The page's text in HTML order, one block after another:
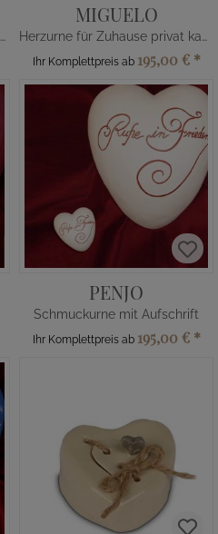
Gedenkurne aus Ton - Herz & Schleife
MIGUELO
Herzurne für Zuhause privat kaufen
Ihr Komplettpreis ab 195,00 € *
PENJO
Schmuckurne mit Aufschrift
Ihr Komplettpreis ab 195,00 € *